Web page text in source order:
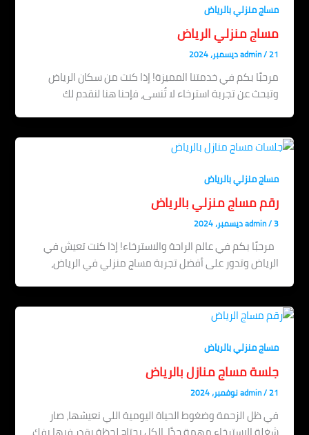
مساج منزلي بالرياض
مساج منزلي الرياض
admin/21 ديسمبر، 2024
مرحبًا بكم في خدمتنا المميزة! إذا كنت من سكان الرياض
وتبحث عن تجربة استرخاء لا تُنسى، فإحنا هنا لنقدم لك
مساج منزلي بالرياض
رقم مساج منزلي بالرياض
admin/3 ديسمبر، 2024
مرحبًا بكم في عالم الراحة والاسترخاء! إذا كنت تعيش في
الرياض وتدور على أفضل تجربة مساج منزلي في الرياض،
مساج منزلي بالرياض
جلسة مساج منازل بالرياض
admin/21 نوفمبر، 2024
في ظل الزحمة وضغوط الحياة اليومية اللي نعيشها، صار